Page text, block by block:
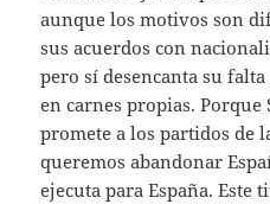
aunque los motivos son
sus acuerdos con
pero sí desencanta su
en carnes propias. Porque
promete a los partidos de
queremos abandonar
ejecuta para España.